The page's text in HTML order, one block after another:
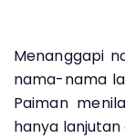
Menanggapi
nama-nama
Paiman
hanya